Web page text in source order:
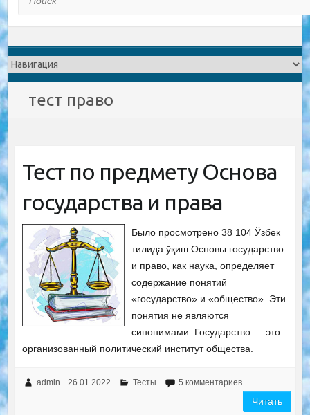
тест право
Тест по предмету Основа
государства и права
Было просмотрено 38 104 Ўзбек
тилида ўқиш Основы государство
и право, как наука, определяет
содержание понятий
«государство» и «общество». Эти
понятия не являются
синонимами. Государство — это
организованный политический институт общества.
admin 26.01.2022 Тесты 5 комментариев
Читать